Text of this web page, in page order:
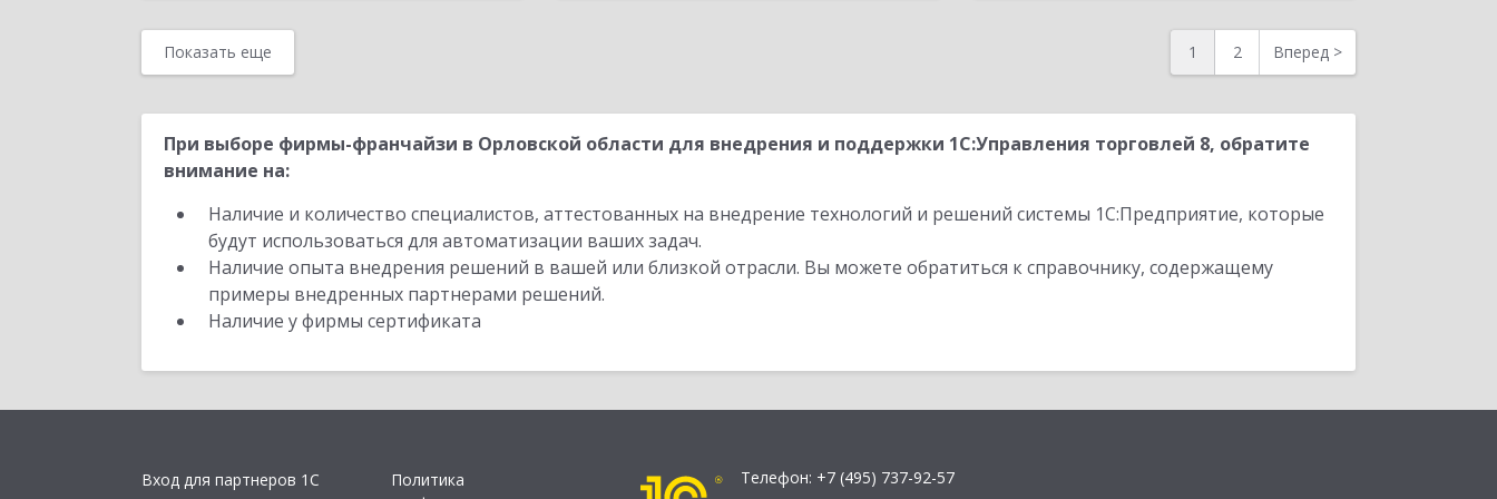
Показать еще 1 2 Вперед >
При выборе фирмы-франчайзи в Орловской области для внедрения и поддержки 1С:Управления торговлей 8, обратите
внимание на:
Наличие и количество специалистов, аттестованных на внедрение технологий и решений системы 1С:Предприятие, которые
будут использоваться для автоматизации ваших задач.
Наличие опыта внедрения решений в вашей или близкой отрасли. Вы можете обратиться к справочнику, содержащему
примеры внедренных партнерами решений.
Наличие у фирмы сертификата
Вход для партнеров 1С
Политика
Телефон: +7 (495) 737-92-57